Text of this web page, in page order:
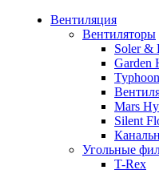
Вентиляция
Вентиляторы
Soler &
Garden
Typhoon
Mars
Silent
Угольные
T-Rex